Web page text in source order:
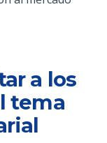
a los
tema